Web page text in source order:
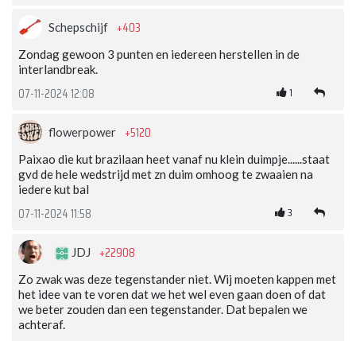
Schepschijf +403
Zondag gewoon 3 punten en iedereen herstellen in de
interlandbreak.
07-11-2024 12:08 1
flowerpower +5120
Paixao die kut brazilaan heet vanaf nu klein duimpje......staat
gvd de hele wedstrijd met zn duim omhoog te zwaaien na
iedere kut bal
07-11-2024 11:58 3
JDJ +22908
Zo zwak was deze tegenstander niet. Wij moeten kappen met
het idee van te voren dat we het wel even gaan doen of dat
we beter zouden dan een tegenstander. Dat bepalen we
achteraf.